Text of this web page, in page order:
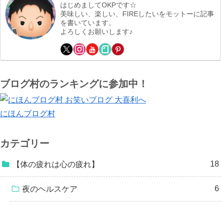
はじめましてOKPです☆
美味しい、楽しい、FIREしたいをモットーに記事
を書いています。
よろしくお願いします♪
ブログ村のランキングに参加中！
にほんブログ村
カテゴリー
【体の疲れは心の疲れ】 18
夜のヘルスケア 6